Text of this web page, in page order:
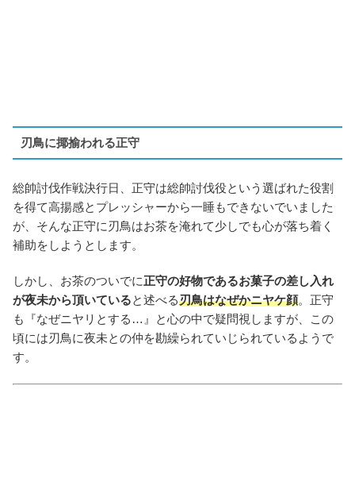
刃鳥に揶揄われる正守
総帥討伐作戦決行日、正守は総帥討伐役という選ばれた役割
を得て高揚感とプレッシャーから一睡もできないでいました
が、そんな正守に刃鳥はお茶を淹れて少しでも心が落ち着く
補助をしようとします。
しかし、お茶のついでに正守の好物であるお菓子の差し入れ
が夜未から頂いていると述べる刃鳥はなぜかニヤケ顔。正守
も『なぜニヤリとする…』と心の中で疑問視しますが、この
頃には刃鳥に夜未との仲を勘繰られていじられているようで
す。